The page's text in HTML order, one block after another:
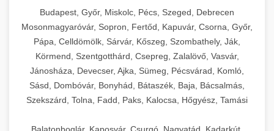
Budapest, Győr, Miskolc, Pécs, Szeged, Debrecen
Mosonmagyaróvár, Sopron, Fertőd, Kapuvár, Csorna, Győr,
Pápa, Celldömölk, Sárvár, Kőszeg, Szombathely, Ják,
Körmend, Szentgotthárd, Csepreg, Zalalövő, Vasvár,
Jánosháza, Devecser, Ajka, Sümeg, Pécsvárad, Komló,
Sásd, Dombóvár, Bonyhád, Bátaszék, Baja, Bácsalmás,
Szekszárd, Tolna, Fadd, Paks, Kalocsa, Hőgyész, Tamási